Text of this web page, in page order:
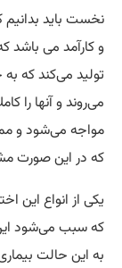
نخست باید
و کارآمد می باشد
تولید می‌کند که
می‌روند و آنها را
مواجه می‌شود و
که در این صورت
یکی از انواع این
که سبب می‌شود این
به این حالت